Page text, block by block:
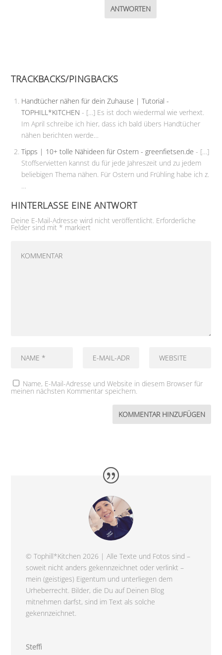
ANTWORTEN
TRACKBACKS/PINGBACKS
Handtücher nähen für dein Zuhause | Tutorial -
TOPHILL*KITCHEN - […] Es ist doch wiedermal wie verhext.
Im April schreibe ich hier, dass ich bald übers Handtücher
nähen berichten werde…
Tipps | 10+ tolle Nähideen für Ostern - greenfietsen.de - […]
Stoffservietten kannst du für jede Jahreszeit und zu jedem
beliebigen Thema nähen. Für Ostern und Frühling habe ich z.
…
HINTERLASSE EINE ANTWORT
Deine E-Mail-Adresse wird nicht veröffentlicht. Erforderliche
Felder sind mit * markiert
Name, E-Mail-Adresse und Website in diesem Browser für
meinen nächsten Kommentar speichern.
© Tophill*Kitchen 2026 | Alle Texte und Fotos sind –
soweit nicht anders gekennzeichnet oder verlinkt –
mein (geistiges) Eigentum und unterliegen dem
Urheberrecht. Bilder, die Du auf Deinen Blog
mitnehmen darfst, sind im Text als solche
gekennzeichnet.
Steffi